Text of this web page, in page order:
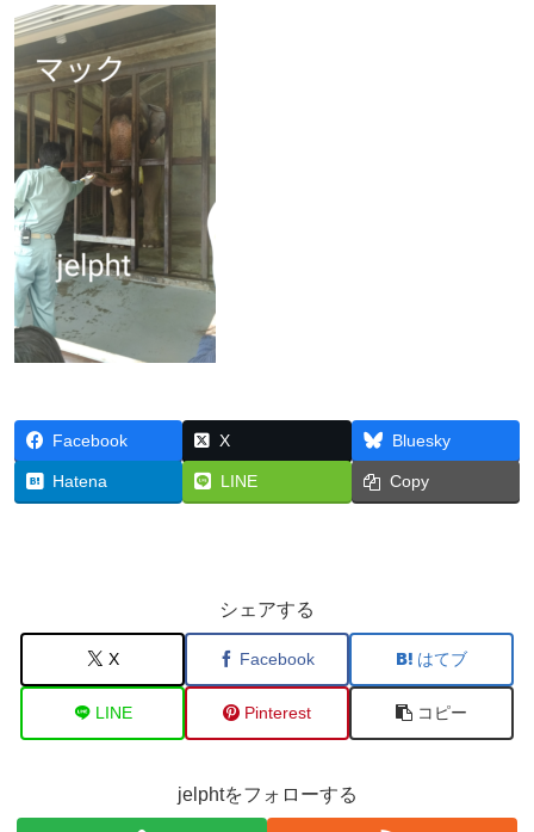
Facebook X Bluesky
Hatena LINE Copy
シェアする
X Facebook はてブ
LINE Pinterest コピー
jelphtをフォローする